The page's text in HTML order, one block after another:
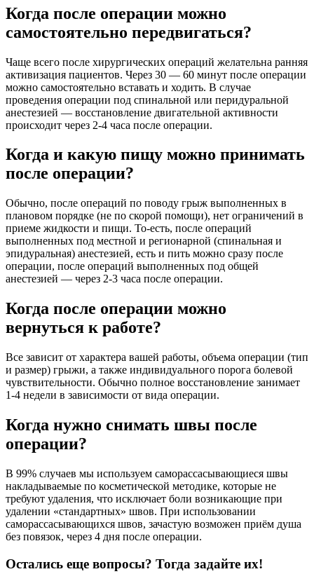
Когда после операции можно
самостоятельно передвигаться?
Чаще всего после хирургических операций желательна ранняя
активизация пациентов. Через 30 — 60 минут после операции
можно самостоятельно вставать и ходить. В случае
проведения операции под спинальной или перидуральной
анестезией — восстановление двигательной активности
происходит через 2-4 часа после операции.
Когда и какую пищу можно принимать
после операции?
Обычно, после операций по поводу грыж выполненных в
плановом порядке (не по скорой помощи), нет ограничений в
приеме жидкости и пищи. То-есть, после операций
выполненных под местной и регионарной (спинальная и
эпидуральная) анестезией, есть и пить можно сразу после
операции, после операций выполненных под общей
анестезией — через 2-3 часа после операции.
Когда после операции можно
вернуться к работе?
Все зависит от характера вашей работы, объема операции (тип
и размер) грыжи, а также индивидуального порога болевой
чувствительности. Обычно полное восстановление занимает
1-4 недели в зависимости от вида операции.
Когда нужно снимать швы после
операции?
В 99% случаев мы используем саморассасывающиеся швы
накладываемые по косметической методике, которые не
требуют удаления, что исключает боли возникающие при
удалении «стандартных» швов. При использовании
саморассасывающихся швов, зачастую возможен приём душа
без повязок, через 4 дня после операции.
Остались еще вопросы? Тогда задайте их!